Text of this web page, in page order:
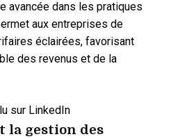
avancée dans les pratiques
aux entreprises de
éclairées, favorisant
des revenus et de la
sur LinkedIn
la gestion des